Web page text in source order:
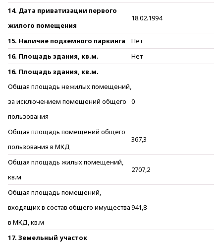
14. Дата приватизации первого
жилого помещения
18.02.1994
15. Наличие подземного паркинга
Нет
16. Площадь здания, кв.м.
Нет
16. Площадь здания, кв.м.
Общая площадь нежилых помещений,
за исключением помещений общего
пользования
0
Общая площадь помещений общего
пользования в МКД
367,3
Общая площадь жилых помещений,
кв.м
2707,2
Общая площадь помещений,
входящих в состав общего имущества
в МКД, кв.м
941,8
17. Земельный участок